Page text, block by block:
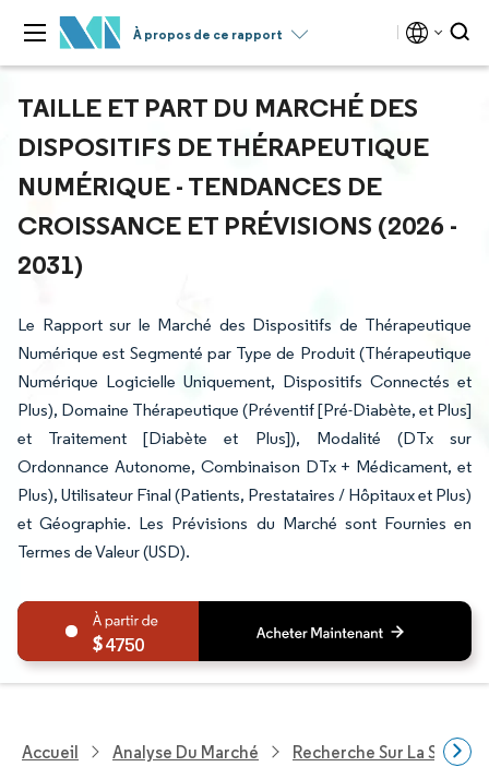
À propos de ce rapport
TAILLE ET PART DU MARCHÉ DES
DISPOSITIFS DE THÉRAPEUTIQUE
NUMÉRIQUE - TENDANCES DE
CROISSANCE ET PRÉVISIONS (2026 -
2031)
Le Rapport sur le Marché des Dispositifs de Thérapeutique
Numérique est Segmenté par Type de Produit (Thérapeutique
Numérique Logicielle Uniquement, Dispositifs Connectés et
Plus), Domaine Thérapeutique (Préventif [Pré-Diabète, et Plus]
et Traitement [Diabète et Plus]), Modalité (DTx sur
Ordonnance Autonome, Combinaison DTx + Médicament, et
Plus), Utilisateur Final (Patients, Prestataires / Hôpitaux et Plus)
et Géographie. Les Prévisions du Marché sont Fournies en
Termes de Valeur (USD).
4750
Accueil Analyse Du Marché Recherche Sur La Santé